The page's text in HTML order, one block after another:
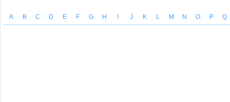
A B C D E F G H J K L M N O P Q